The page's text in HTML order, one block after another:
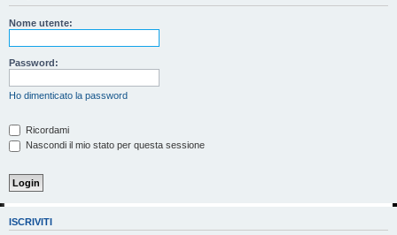
Nome utente:
Password:
Ho dimenticato la password
Ricordami
Nascondi il mio stato per questa sessione
ISCRIVITI